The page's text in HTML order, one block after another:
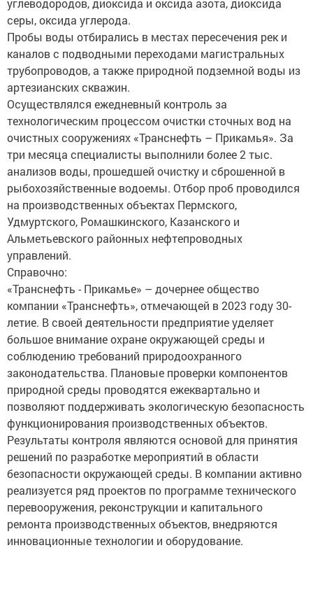
серы, оксида углерода.
Пробы воды отбирались в местах пересечения рек и
каналов с подводными переходами магистральных
трубопроводов, а также природной подземной воды из
артезианских скважин.
Осуществлялся ежедневный контроль за
технологическим процессом очистки сточных вод на
очистных сооружениях «Транснефть – Прикамья». За
три месяца специалисты выполнили более 2 тыс.
анализов воды, прошедшей очистку и сброшенной в
рыбохозяйственные водоемы. Отбор проб проводился
на производственных объектах Пермского,
Удмуртского, Ромашкинского, Казанского и
Альметьевского районных нефтепроводных
управлений.
Справочно:
«Транснефть - Прикамье» – дочернее общество
компании «Транснефть», отмечающей в 2023 году 30-
летие. В своей деятельности предприятие уделяет
большое внимание охране окружающей среды и
соблюдению требований природоохранного
законодательства. Плановые проверки компонентов
природной среды проводятся ежеквартально и
позволяют поддерживать экологическую безопасность
функционирования производственных объектов.
Результаты контроля являются основой для принятия
решений по разработке мероприятий в области
безопасности окружающей среды. В компании активно
реализуется ряд проектов по программе технического
перевооружения, реконструкции и капитального
ремонта производственных объектов, внедряются
инновационные технологии и оборудование.